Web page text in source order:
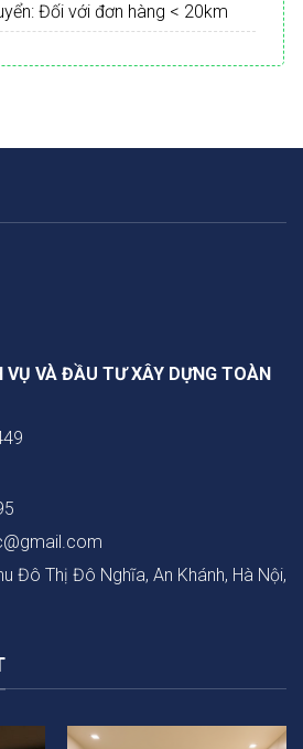
Đối với đơn hàng < 20km
VỤ VÀ ĐẦU TƯ XÂY DỰNG TOÀN
Đô Thị Đô Nghĩa, An Khánh, Hà Nội,